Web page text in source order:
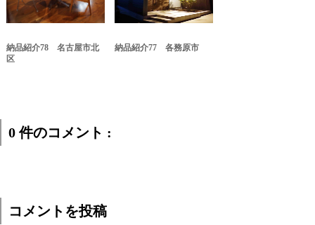
納品紹介78 名古屋市北
区
納品紹介77 各務原市
0 件のコメント :
コメントを投稿